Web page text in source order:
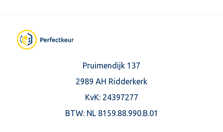
Pruimendijk 137
2989 AH Ridderkerk
KvK: 24397277
BTW: NL 8159.88.990.B.01